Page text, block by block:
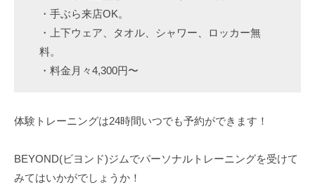
・手ぶら来店OK。
・上下ウェア、タオル、シャワー、ロッカー無
料。
・料金月々4,300円〜
体験トレーニングは24時間いつでも予約ができます！
BEYOND(ビヨンド)ジムでパーソナルトレーニングを受けて
みてはいかがでしょうか！